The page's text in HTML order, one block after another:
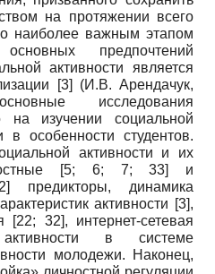
на протяжении всего
наиболее важным этапом
предпочтений
активности является
[3] (И.В. Арендачук,
исследования
на изучении социальной
особенности студентов.
активности и их
[5; 6; 7; 33]
и
преди­кторы, динамика
активности [3],
[22; 32], интернет-сетевая
в системе
молодежи. Наконец,